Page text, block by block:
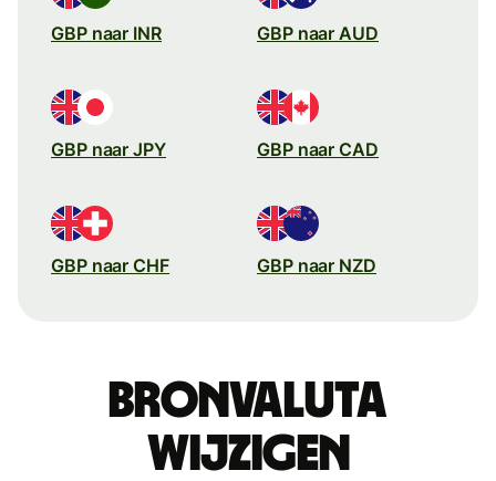
GBP naar INR GBP naar AUD
GBP naar JPY GBP naar CAD
GBP naar CHF GBP naar NZD
Bronvaluta
wijzigen